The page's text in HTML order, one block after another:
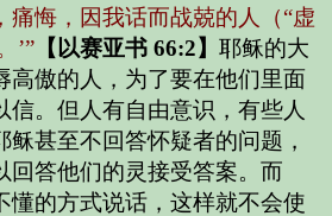
痛悔，因我话而战兢的人（“虚
’” 【以赛亚书 66:2】 耶稣的大
高傲的人，为了要在他们里面
信。但人有自由意识，有些人
甚至不回答怀疑者的问题，
回答他们的灵接受答案。而
懂的方式说话，这样就不会使